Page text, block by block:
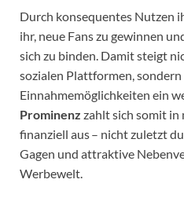
Durch konsequentes Nutzen
ihr, neue Fans zu gewinnen
sich zu binden. Damit steigt
sozialen Plattformen,
Einnahmemöglichkeiten ein
Prominenz zahlt sich somit
finanziell aus – nicht zuletzt
Gagen und attraktive
Werbewelt.